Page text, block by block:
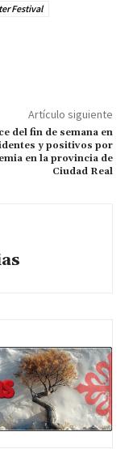
Festival
Artículo siguiente
del fin de semana en
y positivos por
en la provincia de
Ciudad Real